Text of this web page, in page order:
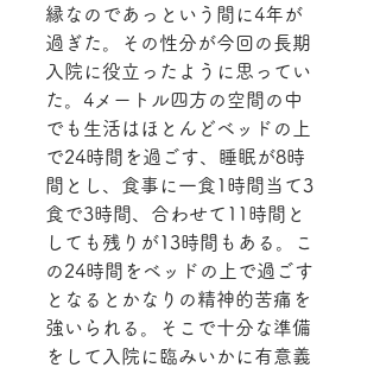
縁なのであっという間に4年が
過ぎた。その性分が今回の長期
入院に役立ったように思ってい
た。4メートル四方の空間の中
でも生活はほとんどベッドの上
で24時間を過ごす、睡眠が8時
間とし、食事に一食1時間当て3
食で3時間、合わせて11時間と
しても残りが13時間もある。こ
の24時間をベッドの上で過ごす
となるとかなりの精神的苦痛を
強いられる。そこで十分な準備
をして入院に臨みいかに有意義